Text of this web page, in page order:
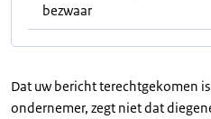
bezwaar
Dat uw bericht terechtgekomen
ondernemer, zegt niet dat